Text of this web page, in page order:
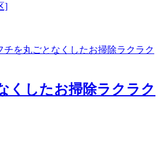
]
くしたお掃除ラクラク